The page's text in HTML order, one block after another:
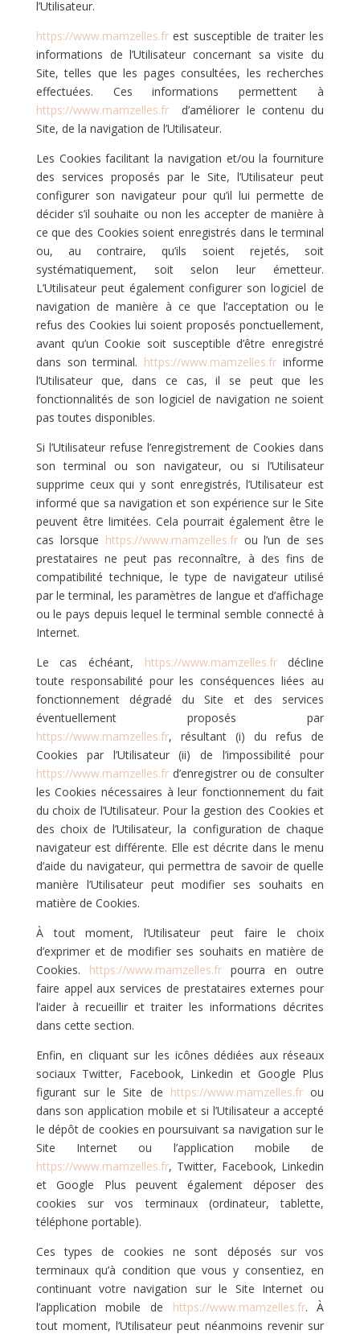
l’Utilisateur.
https://www.mamzelles.fr est susceptible de traiter les
informations de l’Utilisateur concernant sa visite du
Site, telles que les pages consultées, les recherches
effectuées. Ces informations permettent à
https://www.mamzelles.fr
d’améliorer le contenu du
Site, de la navigation de l’Utilisateur.
Les Cookies facilitant la navigation et/ou la fourniture
des services proposés par le Site, l’Utilisateur peut
configurer son navigateur pour qu’il lui permette de
décider s’il souhaite ou non les accepter de manière à
ce que des Cookies soient enregistrés dans le terminal
ou, au contraire, qu’ils soient rejetés, soit
systématiquement, soit selon leur émetteur.
L’Utilisateur peut également configurer son logiciel de
navigation de manière à ce que l’acceptation ou le
refus des Cookies lui soient proposés ponctuellement,
avant qu’un Cookie soit susceptible d’être enregistré
dans son terminal. https://www.mamzelles.fr informe
l’Utilisateur que, dans ce cas, il se peut que les
fonctionnalités de son logiciel de navigation ne soient
pas toutes disponibles.
Si l’Utilisateur refuse l’enregistrement de Cookies dans
son terminal ou son navigateur, ou si l’Utilisateur
supprime ceux qui y sont enregistrés, l’Utilisateur est
informé que sa navigation et son expérience sur le Site
peuvent être limitées. Cela pourrait également être le
cas lorsque https://www.mamzelles.fr ou l’un de ses
prestataires ne peut pas reconnaître, à des fins de
compatibilité technique, le type de navigateur utilisé
par le terminal, les paramètres de langue et d’affichage
ou le pays depuis lequel le terminal semble connecté à
Internet.
Le cas échéant, https://www.mamzelles.fr
décline
toute responsabilité pour les conséquences liées au
fonctionnement dégradé du Site et des services
éventuellement proposés par
https://www.mamzelles.fr, résultant (i) du refus de
Cookies par l’Utilisateur (ii) de l’impossibilité pour
https://www.mamzelles.fr d’enregistrer ou de consulter
les Cookies nécessaires à leur fonctionnement du fait
du choix de l’Utilisateur. Pour la gestion des Cookies et
des choix de l’Utilisateur, la configuration de chaque
navigateur est différente. Elle est décrite dans le menu
d’aide du navigateur, qui permettra de savoir de quelle
manière l’Utilisateur peut modifier ses souhaits en
matière de Cookies.
À tout moment, l’Utilisateur peut faire le choix
d’exprimer et de modifier ses souhaits en matière de
Cookies. https://www.mamzelles.fr pourra en outre
faire appel aux services de prestataires externes pour
l’aider à recueillir et traiter les informations décrites
dans cette section.
Enfin, en cliquant sur les icônes dédiées aux réseaux
sociaux Twitter, Facebook, Linkedin et Google Plus
figurant sur le Site de https://www.mamzelles.fr ou
dans son application mobile et si l’Utilisateur a accepté
le dépôt de cookies en poursuivant sa navigation sur le
Site Internet ou l’application mobile de
https://www.mamzelles.fr, Twitter, Facebook, Linkedin
et Google Plus peuvent également déposer des
cookies sur vos terminaux (ordinateur, tablette,
téléphone portable).
Ces types de cookies ne sont déposés sur vos
terminaux qu’à condition que vous y consentiez, en
continuant votre navigation sur le Site Internet ou
l’application mobile de https://www.mamzelles.fr. À
tout moment, l’Utilisateur peut néanmoins revenir sur